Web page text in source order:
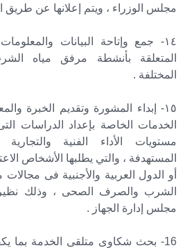
مجلس الوزراء ، ويتم إعلانها عن طريق
١٤- جمع وإتاحة البيانات
المتعلقة بأنشطة مرفق مياه
المختلفة .
١٥- إبداء المشورة وتقديم الخبرة
الخدمات الخاصة بإعداد الدراسات
مستويات الأداء الفنية والتجارية
المستهدفة ، والتي يطلبها الأشخاص
أو الدول العربية والأجنبية فى
الشرب والصرف الصحى ، وذلك نظير
مجلس إدارة الجهاز .
16- بحث شكاوى متلقى الخدمة بما